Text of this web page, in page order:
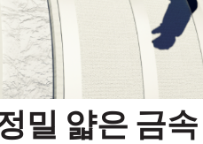
밀 얇은 금속